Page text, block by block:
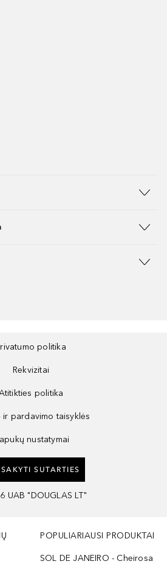
politika
Rekvizitai
politika
ir pardavimo taisyklės
nustatymai
SUTARTIES
UAB "DOUGLAS LT"
POPULIARIAUSI PRODUKTAI
SOL DE JANEIRO - Cheirosa